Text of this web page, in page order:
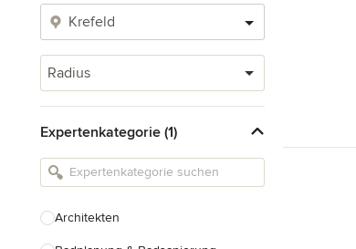
Radius
Expertenkategorie (1)
Architekten